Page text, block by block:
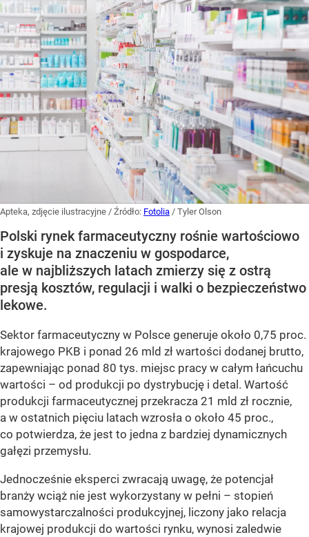
Apteka, zdjęcie ilustracyjne / Źródło: Fotolia / Tyler Olson
Polski rynek farmaceutyczny rośnie wartościowo
i zyskuje na znaczeniu w gospodarce,
ale w najbliższych latach zmierzy się z ostrą
presją kosztów, regulacji i walki o bezpieczeństwo
lekowe.
Sektor farmaceutyczny w Polsce generuje około 0,75 proc.
krajowego PKB i ponad 26 mld zł wartości dodanej brutto,
zapewniając ponad 80 tys. miejsc pracy w całym łańcuchu
wartości – od produkcji po dystrybucję i detal. Wartość
produkcji farmaceutycznej przekracza 21 mld zł rocznie,
a w ostatnich pięciu latach wzrosła o około 45 proc.,
co potwierdza, że jest to jedna z bardziej dynamicznych
gałęzi przemysłu.
Jednocześnie eksperci zwracają uwagę, że potencjał
branży wciąż nie jest wykorzystany w pełni – stopień
samowystarczalności produkcyjnej, liczony jako relacja
krajowej produkcji do wartości rynku, wynosi zaledwie